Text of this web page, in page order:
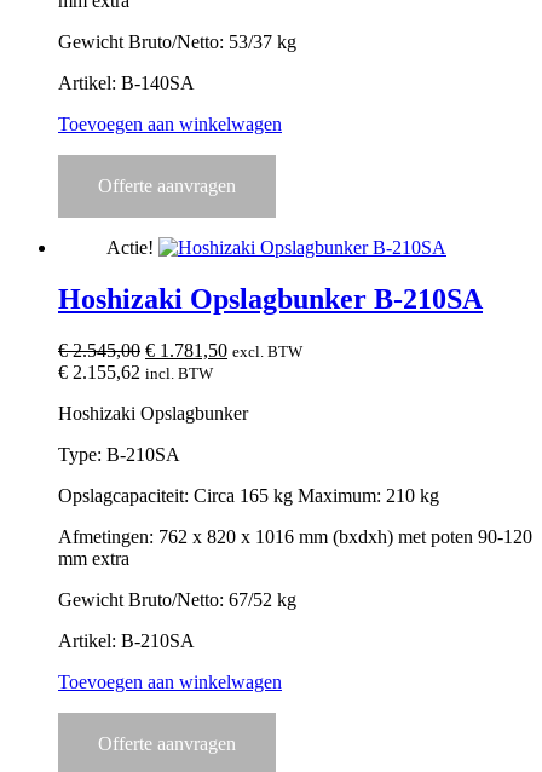
Gewicht Bruto/Netto: 53/37 kg
Artikel: B-140SA
Toevoegen aan winkelwagen
Offerte aanvragen
Actie!
Hoshizaki Opslagbunker B-210SA
€2.545,00 Oorspronkelijke
prijs
€ 2.545,00.
€ 1.781,50Huidige
€ 1.781,50.
excl. BTW
€ 2.155,62 incl. BTW
Hoshizaki Opslagbunker
Type: B-210SA
Opslagcapaciteit: Circa 165 kg Maximum: 210 kg
Afmetingen: 762 x 820 x 1016 mm (bxdxh) met poten 90-120
mm extra
Gewicht Bruto/Netto: 67/52 kg
Artikel: B-210SA
Toevoegen aan winkelwagen
Offerte aanvragen